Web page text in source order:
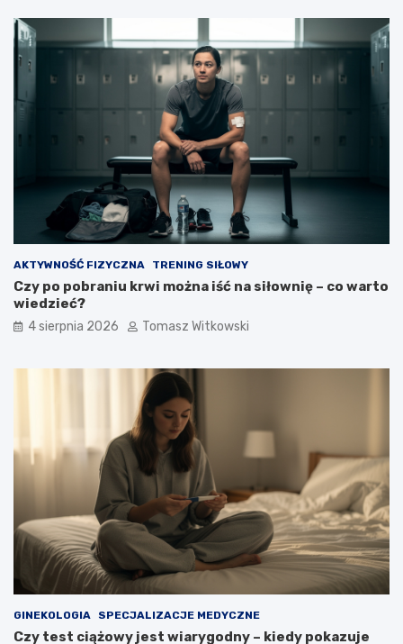
AKTYWNOŚĆ FIZYCZNA TRENING SIŁOWY
Czy po pobraniu krwi można iść na siłownię – co warto
wiedzieć?
4 sierpnia 2026 Tomasz Witkowski
GINEKOLOGIA SPECJALIZACJE MEDYCZNE
Czy test ciążowy jest wiarygodny – kiedy pokazuje